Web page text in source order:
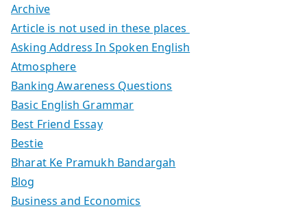
Archive
Article is not used in these places
Asking Address In Spoken English
Atmosphere
Banking Awareness Questions
Basic English Grammar
Best Friend Essay
Bestie
Bharat Ke Pramukh Bandargah
Blog
Business and Economics